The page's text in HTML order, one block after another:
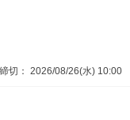
切： 2026/08/26(水) 10:00